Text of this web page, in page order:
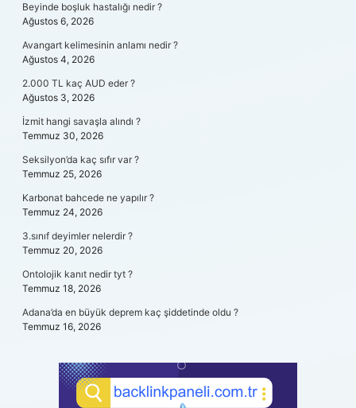
Beyinde boşluk hastalığı nedir ?
Ağustos 6, 2026
Avangart kelimesinin anlamı nedir ?
Ağustos 4, 2026
2.000 TL kaç AUD eder ?
Ağustos 3, 2026
İzmit hangi savaşla alındı ?
Temmuz 30, 2026
Seksilyon’da kaç sıfır var ?
Temmuz 25, 2026
Karbonat bahcede ne yapılır ?
Temmuz 24, 2026
3.sınıf deyimler nelerdir ?
Temmuz 20, 2026
Ontolojik kanıt nedir tyt ?
Temmuz 18, 2026
Adana’da en büyük deprem kaç şiddetinde oldu ?
Temmuz 16, 2026